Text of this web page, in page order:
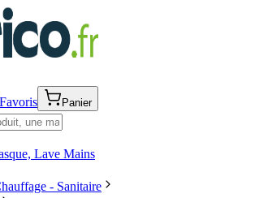
Favoris Panier
Lave Mains
- Sanitaire